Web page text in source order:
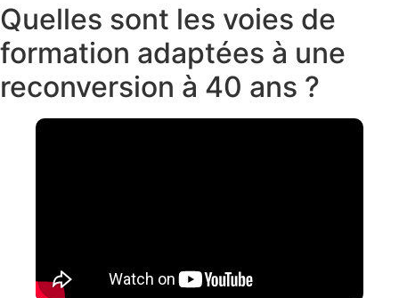
Quelles sont les voies de
formation adaptées à une
reconversion à 40 ans ?